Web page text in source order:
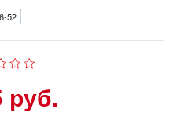
52
руб.